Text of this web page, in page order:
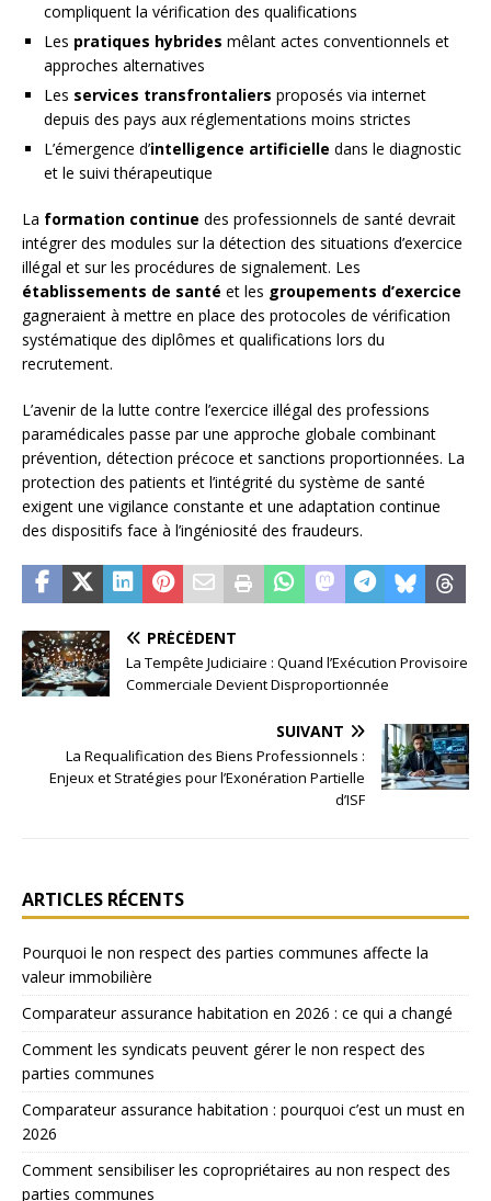
compliquent la vérification des qualifications
Les pratiques hybrides mêlant actes conventionnels et
approches alternatives
Les services transfrontaliers proposés via internet
depuis des pays aux réglementations moins strictes
L’émergence d’intelligence artificielle dans le diagnostic
et le suivi thérapeutique
La formation continue des professionnels de santé devrait
intégrer des modules sur la détection des situations d’exercice
illégal et sur les procédures de signalement. Les
établissements de santé et les groupements d’exercice
gagneraient à mettre en place des protocoles de vérification
systématique des diplômes et qualifications lors du
recrutement.
L’avenir de la lutte contre l’exercice illégal des professions
paramédicales passe par une approche globale combinant
prévention, détection précoce et sanctions proportionnées. La
protection des patients et l’intégrité du système de santé
exigent une vigilance constante et une adaptation continue
des dispositifs face à l’ingéniosité des fraudeurs.
PRÉCÉDENT
La Tempête Judiciaire : Quand l’Exécution Provisoire
Commerciale Devient Disproportionnée
SUIVANT
La Requalification des Biens Professionnels :
Enjeux et Stratégies pour l’Exonération Partielle
d’ISF
ARTICLES RÉCENTS
Pourquoi le non respect des parties communes affecte la
valeur immobilière
Comparateur assurance habitation en 2026 : ce qui a changé
Comment les syndicats peuvent gérer le non respect des
parties communes
Comparateur assurance habitation : pourquoi c’est un must en
2026
Comment sensibiliser les copropriétaires au non respect des
parties communes